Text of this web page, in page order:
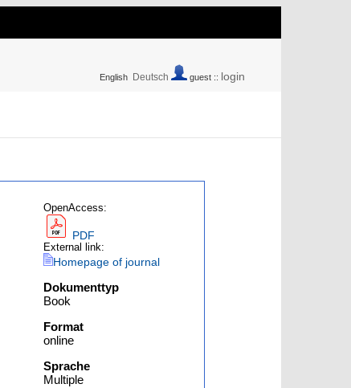
English Deutsch guest :: login
OpenAccess:
PDF
External link:
Homepage of journal
Dokumenttyp
Book
Format
online
Sprache
Multiple